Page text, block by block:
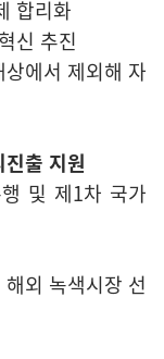
합리화
신 추진
에서 제외해 자
출 지원
및 제1차 국가
외 녹색시장 선